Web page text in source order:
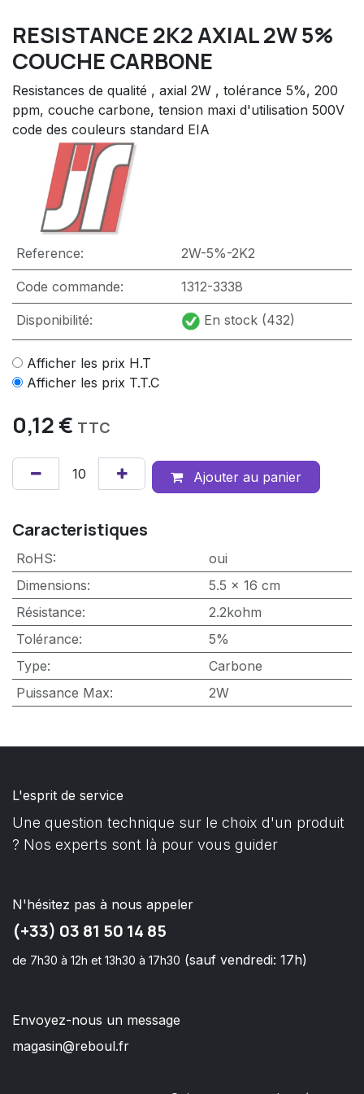
RESISTANCE 2K2 AXIAL 2W 5%
COUCHE CARBONE
Resistances de qualité , axial 2W , tolérance 5%, 200
ppm, couche carbone, tension maxi d'utilisation 500V
code des couleurs standard EIA
Reference: 2W-5%-2K2
Code commande: 1312-3338
Disponibilité: En stock (432)
Afficher les prix H.T
Afficher les prix T.T.C
0,12€ TTC
Ajouter au panier
Caracteristiques
RoHS:
oui
Dimensions:
5.5 x 16 cm
Résistance:
2.2kohm
Tolérance:
5%
Type:
Carbone
Puissance Max: 2W
L'esprit de service
Une question technique sur le choix d'un produit
? Nos experts sont là pour vous guider
N'hésitez pas à nous appeler
(+33) 03 81 50 14 85
de 7h30 à 12h et 13h30 à 17h30 (sauf vendredi: 17h)
Envoyez-nous un message
magasin@reboul.fr